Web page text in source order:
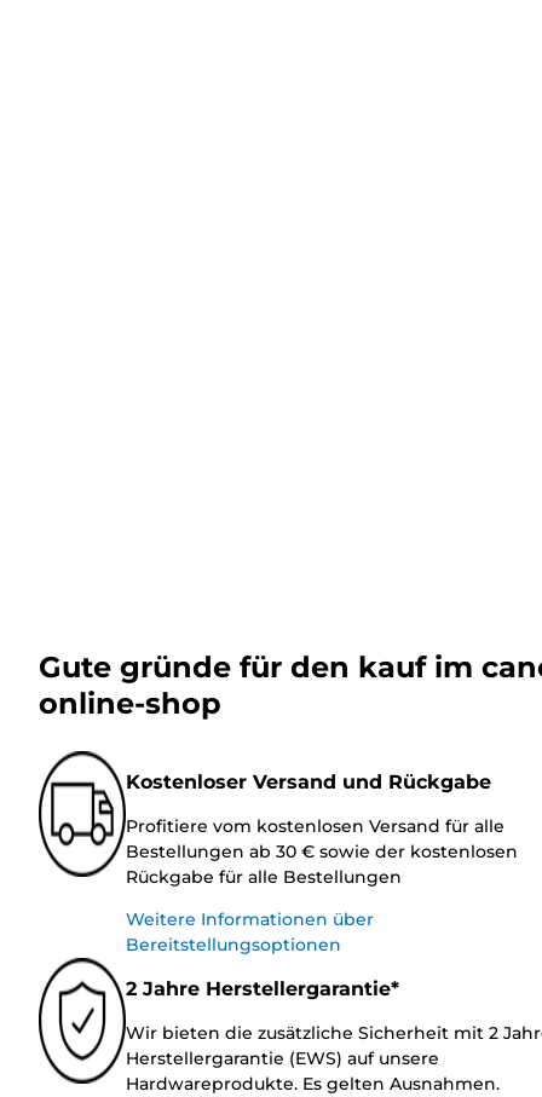
Gute gründe für den kauf im
online-shop
Kostenloser Versand und Rückgabe
Profitiere vom kostenlosen Versand für alle
Bestellungen ab 30 € sowie der kostenlosen
Rückgabe für alle Bestellungen
Weitere Informationen über
Bereitstellungsoptionen
2 Jahre Herstellergarantie*
Wir bieten die zusätzliche Sicherheit mit 2
Herstellergarantie (EWS) auf unsere
Hardwareprodukte. Es gelten Ausnahmen.